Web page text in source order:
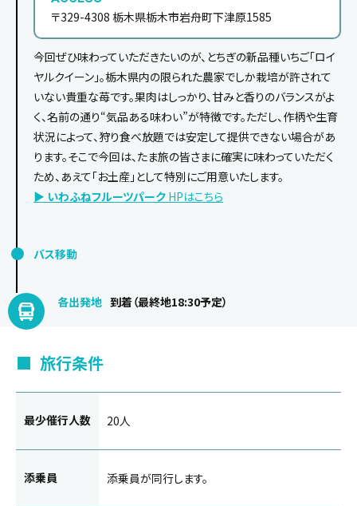
〒329-4308 栃木県栃木市岩舟町下津原1585
今回ぜひ味わっていただきたいのが、とちぎの新品種いちご「ロイ
ヤルクイーン」。栃木県内の限られた農家でしか栽培が許されて
いない貴重な苺です。果肉はしっかり、甘みと香りのバランスがよ
く、名前の通り“気品ある味わい”が特徴です。ただし、作柄や生育
状況によって、狩り食べ放題では安定して提供できない場合があ
ります。そこで今回は、たま旅の皆さまに確実に味わっていただく
ため、あえて「お土産」として特別にご用意いたします。
▶ いわふねフルーツパーク HPはこちら
バス移動
各出発地 到着（最終地18:30予定）
旅行条件
最少催行人数 20人
添乗員 添乗員が同行します。